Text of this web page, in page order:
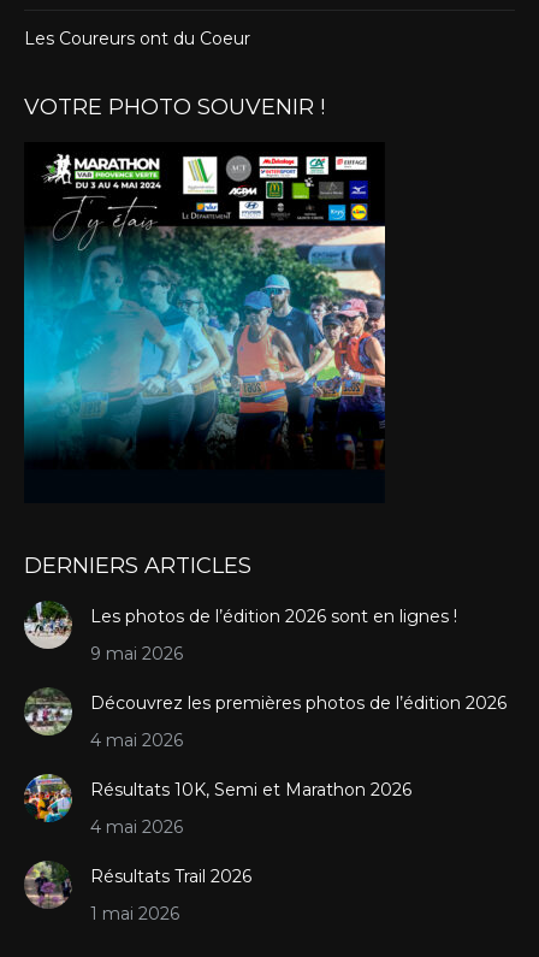
Les Coureurs ont du Coeur
VOTRE PHOTO SOUVENIR !
DERNIERS ARTICLES
Les photos de l’édition 2026 sont en lignes !
9 mai 2026
Découvrez les premières photos de l’édition 2026
4 mai 2026
Résultats 10K, Semi et Marathon 2026
4 mai 2026
Résultats Trail 2026
1 mai 2026